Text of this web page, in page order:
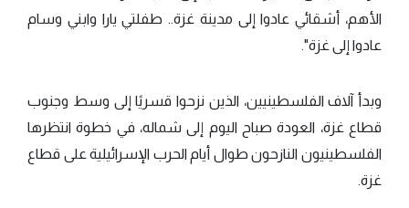
الأهم، أشقائي عادوا إلى مدينة غزة.. طفلتي يارا وابني وسام
عادوا إلى غزة".
وبدأ آلاف الفلسطينيين، الذين نزحوا قسريًا إلى وسط وجنوب
قطاع غزة، العودة صباح اليوم إلى شماله، في خطوة انتظرها
الفلسطينيون النازحون طوال أيام الحرب الإسرائيلية على قطاع
غزة.